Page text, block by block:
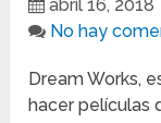
abril 16, 2018
No hay
Dream Works,
hacer películas